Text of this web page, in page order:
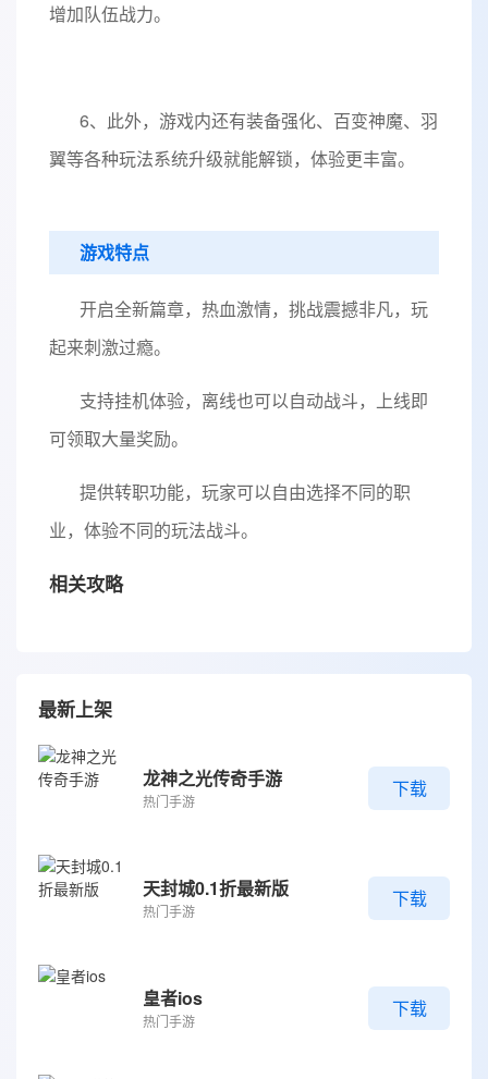
增加队伍战力。
6、此外，游戏内还有装备强化、百变神魔、羽
翼等各种玩法系统升级就能解锁，体验更丰富。
游戏特点
开启全新篇章，热血激情，挑战震撼非凡，玩
起来刺激过瘾。
支持挂机体验，离线也可以自动战斗，上线即
可领取大量奖励。
提供转职功能，玩家可以自由选择不同的职
业，体验不同的玩法战斗。
相关攻略
最新上架
龙神之光传奇手游
热门手游
下载
天封城0.1折最新版
热门手游
下载
皇者ios
热门手游
下载